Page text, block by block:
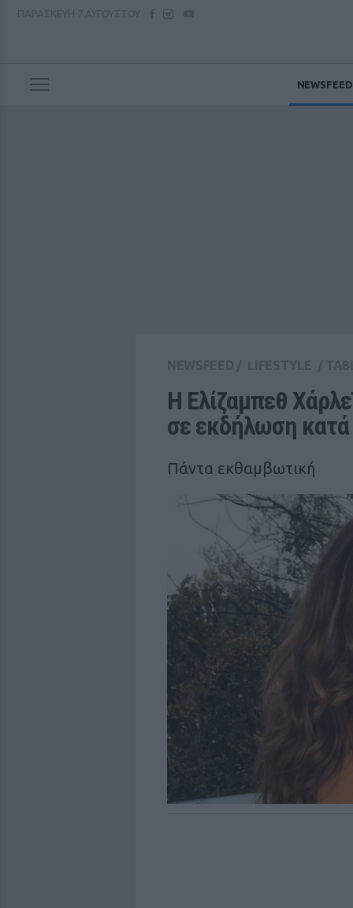
NEWSFEED
Η Ελίζαμπεθ
σε εκδήλωση κατά
Πάντα εκθαμβωτική